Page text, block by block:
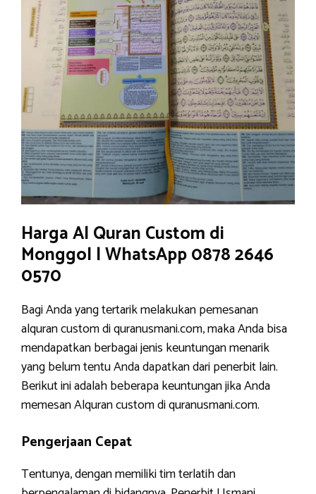
Harga Al Quran Custom di
Monggol | WhatsApp 0878 2646
0570
Bagi Anda yang tertarik melakukan pemesanan
alquran custom di quranusmani.com, maka Anda bisa
mendapatkan berbagai jenis keuntungan menarik
yang belum tentu Anda dapatkan dari penerbit lain.
Berikut ini adalah beberapa keuntungan jika Anda
memesan Alquran custom di quranusmani.com.
Pengerjaan Cepat
Tentunya, dengan memiliki tim terlatih dan